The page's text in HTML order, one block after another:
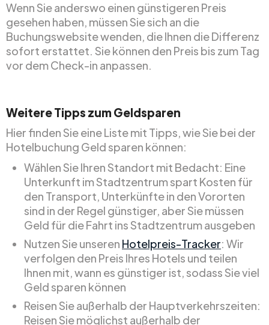
Wenn Sie anderswo einen günstigeren Preis
gesehen haben, müssen Sie sich an die
Buchungswebsite wenden, die Ihnen die Differenz
sofort erstattet. Sie können den Preis bis zum Tag
vor dem Check-in anpassen.
Weitere Tipps zum Geldsparen
Hier finden Sie eine Liste mit Tipps, wie Sie bei der
Hotelbuchung Geld sparen können:
Wählen Sie Ihren Standort mit Bedacht: Eine
Unterkunft im Stadtzentrum spart Kosten für
den Transport, Unterkünfte in den Vororten
sind in der Regel günstiger, aber Sie müssen
Geld für die Fahrt ins Stadtzentrum ausgeben
Nutzen Sie unseren Hotelpreis-Tracker: Wir
verfolgen den Preis Ihres Hotels und teilen
Ihnen mit, wann es günstiger ist, sodass Sie viel
Geld sparen können
Reisen Sie außerhalb der Hauptverkehrszeiten:
Reisen Sie möglichst außerhalb der